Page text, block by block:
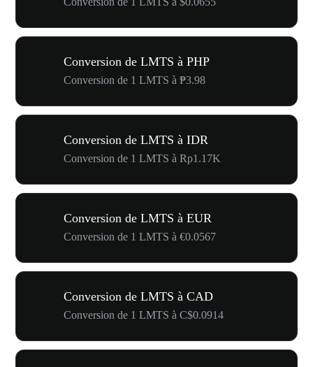
Conversion de LMTS à PHP
Conversion de 1 LMTS à ₱3.98
Conversion de LMTS à IDR
Conversion de 1 LMTS à Rp1.17K
Conversion de LMTS à EUR
Conversion de 1 LMTS à €0.0567
Conversion de LMTS à CAD
Conversion de 1 LMTS à C$0.0914